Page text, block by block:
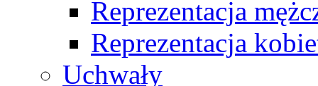
Reprezentacja
Reprezentacja
Uchwały